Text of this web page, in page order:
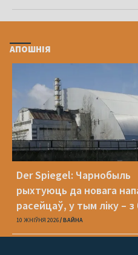
АПОШНІЯ
Der Spiegel: Чарнобыль
рыхтуюць да новага
расейцаў, у тым ліку – з
Беларусі
10 ЖНІЎНЯ 2026 ВАЙНА